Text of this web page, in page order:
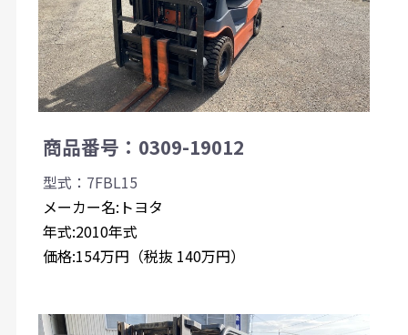
商品番号：0309-19012
型式：7FBL15
メーカー名:トヨタ
年式:2010年式
価格:154万円（税抜 140万円）